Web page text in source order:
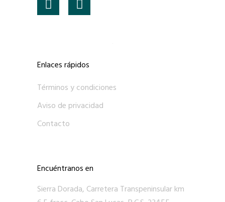
Enlaces rápidos
Términos y condiciones
Aviso de privacidad
Contacto
Encuéntranos en
Sierra Dorada, Carretera Transpeninsular km